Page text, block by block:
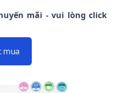
mãi - vui lòng click
mua